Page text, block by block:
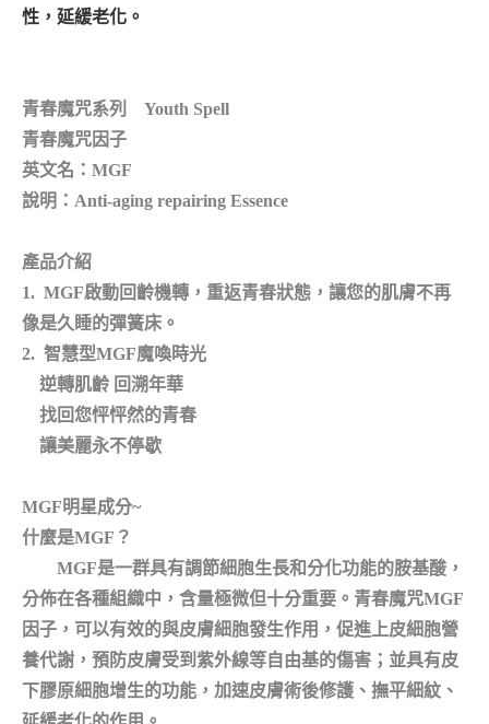
性，延緩老化。
青春魔咒系列 Youth Spell
青春魔咒因子
英文名：MGF
說明：Anti-aging repairing Essence
產品介紹
1. MGF啟動回齡機轉，重返青春狀態，讓您的肌膚不再
像是久睡的彈簧床。
2. 智慧型MGF魔喚時光
逆轉肌齡 回溯年華
找回您怦怦然的青春
讓美麗永不停歇
MGF明星成分~
什麼是MGF ？
MGF是一群具有調節細胞生長和分化功能的胺基酸，
分佈在各種組織中，含量極微但十分重要。青春魔咒MGF
因子，可以有效的與皮膚細胞發生作用，促進上皮細胞營
養代謝，預防皮膚受到紫外線等自由基的傷害；並具有皮
下膠原細胞增生的功能，加速皮膚術後修護、撫平細紋、